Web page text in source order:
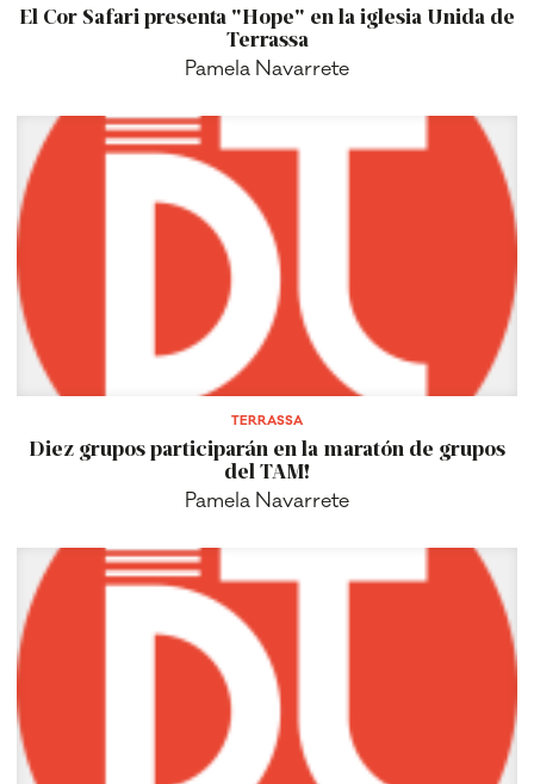
El Cor Safari presenta "Hope" en la iglesia Unida de
Terrassa
Pamela Navarrete
TERRASSA
Diez grupos participarán en la maratón de grupos
del TAM!
Pamela Navarrete